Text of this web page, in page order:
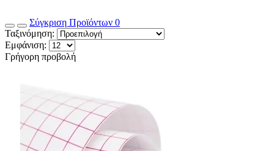
Σύγκριση Προϊόντων 0
Ταξινόμηση:
Εμφάνιση:
Γρήγορη προβολή